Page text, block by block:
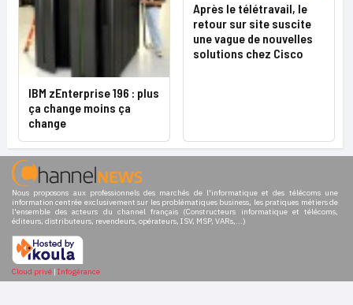
IBM zEnterprise 196 : plus
ça change moins ça
change
Après le télétravail, le
retour sur site suscite
une vague de nouvelles
solutions chez Cisco
Nous proposons aux professionnels des marchés de l'informatique et des télécoms une
information centrée exclusivement sur les problématiques business, les pratiques métiers de
l'ensemble des acteurs du channel français (Constructeurs informatique et télécoms,
éditeurs, distributeurs, revendeurs, opérateurs, ISV, MSP, VARs,...)
Cloud privé | Infogérance